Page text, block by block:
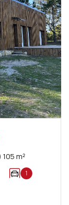
Maison 4 pièce(s) 3 chambre(s) 105 m²
1